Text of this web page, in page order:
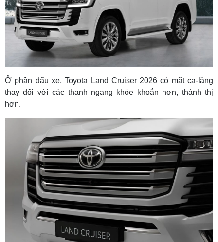
Ở phần đẩu xe, Toyota Land Cruiser 2026 có mặt ca-lăng
thay đổi với các thanh ngang khỏe khoắn hơn, thành thị
hơn.